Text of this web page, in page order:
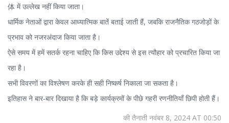
体 में उल्लेख नहीं किया जाता।
धार्मिक नेताओं द्वारा केवल आध्यात्मिक बातें बताई जाती हैं, जबकि राजनैतिक गठजोड़ों के
प्रभाव को नजरअंदाज किया जाता है।
ऐसे समय में हमें सतर्क रहना चाहिए कि किस उद्देश्य से इस त्यौहार को प्रचारित किया जा
रहा है।
सभी विवरणों का विश्लेषण करके ही सही निष्कर्ष निकाला जा सकता है।
इतिहास ने बार‑बार दिखाया है कि बड़े कार्यक्रमों के पीछे गहरी रणनीतियाँ छिपी होती हैं।
की तैनाती नवंबर 8, 2024 AT 00:50